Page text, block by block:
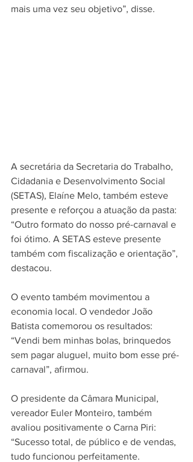
mais uma vez seu objetivo”, disse.
A secretária da Secretaria do Trabalho,
Cidadania e Desenvolvimento Social
(SETAS), Elaíne Melo, também esteve
presente e reforçou a atuação da pasta:
“Outro formato do nosso pré-carnaval e
foi ótimo. A SETAS esteve presente
também com fiscalização e orientação”,
destacou.
O evento também movimentou a
economia local. O vendedor João
Batista comemorou os resultados:
“Vendi bem minhas bolas, brinquedos
sem pagar aluguel, muito bom esse pré-
carnaval”, afirmou.
O presidente da Câmara Municipal,
vereador Euler Monteiro, também
avaliou positivamente o Carna Piri:
“Sucesso total, de público e de vendas,
tudo funcionou perfeitamente.